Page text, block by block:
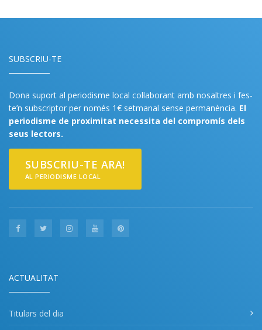
SUBSCRIU-TE
Dona suport al periodisme local col·laborant amb nosaltres i fes-
te’n subscriptor per només 1€ setmanal sense permanència. El
periodisme de proximitat necessita del compromís dels
seus lectors.
SUBSCRIU-TE ARA!
AL PERIODISME LOCAL
ACTUALITAT
Titulars del dia